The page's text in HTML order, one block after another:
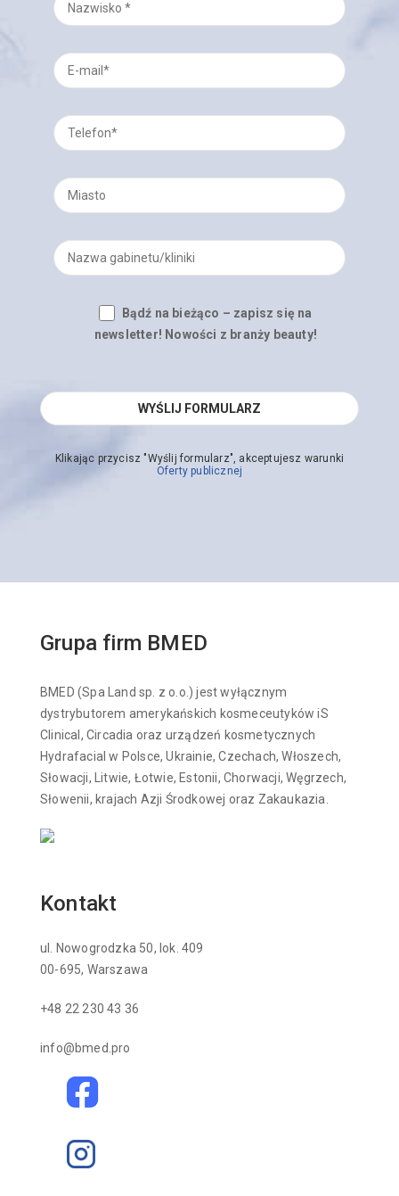
Bądź na bieżąco – zapisz się na
newsletter! Nowości z branży beauty!
Klikając przycisz "Wyślij formularz", akceptujesz warunki
Oferty publicznej
Grupa firm BMED
BMED (Spa Land sp. z o.o.) jest wyłącznym
dystrybutorem amerykańskich kosmeceutyków iS
Clinical, Circadia oraz urządzeń kosmetycznych
Hydrafacial w Polsce, Ukrainie, Czechach, Włoszech,
Słowacji, Litwie, Łotwie, Estonii, Chorwacji, Węgrzech,
Słowenii, krajach Azji Środkowej oraz Zakaukazia.
Kontakt
ul. Nowogrodzka 50, lok. 409
00-695, Warszawa
+48 22 230 43 36
info@bmed.pro